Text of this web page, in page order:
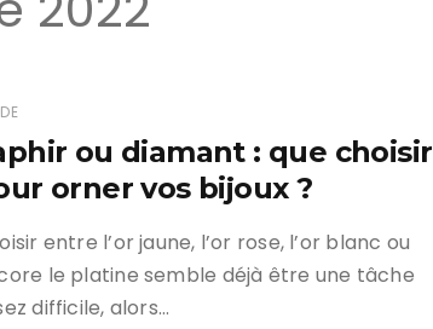
ou diamant : que choisir
orner vos bijoux ?
entre l’or jaune, l’or rose, l’or blanc ou
le platine semble déjà être une tâche
difficile, alors…